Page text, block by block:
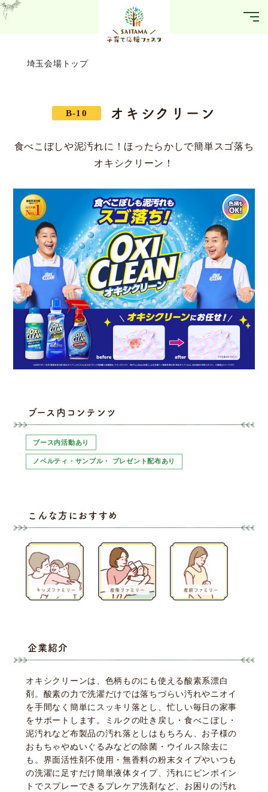
埼玉会場トップ
B-10 オキシクリーン
食べこぼしや泥汚れに！ほったらかしで簡単スゴ落ち
オキシクリーン！
ブース内コンテンツ
ブース内活動あり
ノベルティ・サンプル・ プレゼント配布あり
こんな方におすすめ
企業紹介
オキシクリーンは、色柄ものにも使える酸素系漂白
剤。酸素の力で洗濯だけでは落ちづらい汚れやニオイ
を手間なく簡単にスッキリ落とし、忙しい毎日の家事
をサポートします。ミルクの吐き戻し・食べこぼし・
泥汚れなど布製品の汚れ落としはもちろん、お子様の
おもちゃやぬいぐるみなどの除菌・ウイルス除去に
も。界面活性剤不使用・無香料の粉末タイプやいつも
の洗濯に足すだけ簡単液体タイプ、汚れにピンポイン
トでスプレーできるプレケア洗剤など、お困りの汚れ